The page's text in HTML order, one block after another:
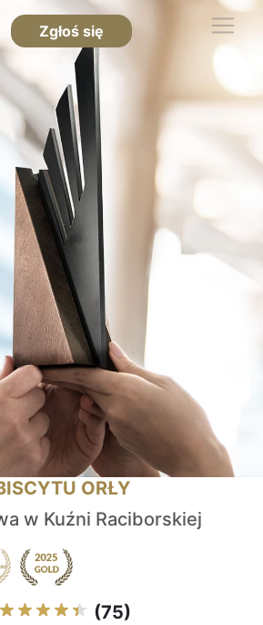
Zgłoś się
ORŁY
w Kuźni Raciborskiej
(75)